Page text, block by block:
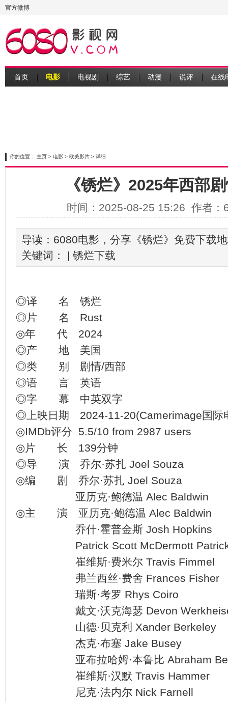
官方微博
首页 电影 电视剧 综艺 动漫 说评 在线
你的位置： 主页 > 电影 > 欧美影片 > 详细
《锈烂》2025年西部
时间：2025-08-25 15:26 作者
导读：6080电影，分享《锈烂》免费下载
关键词： | 锈烂下载
◎译 名 锈烂
◎片 名 Rust
◎年 代 2024
◎产 地 美国
◎类 别 剧情/西部
◎语 言 英语
◎字 幕 中英双字
◎上映日期 2024-11-20(Camerimage国际
◎IMDb评分 5.5/10 from 2987 users
◎片 长 139分钟
◎导 演 乔尔·苏扎 Joel Souza
◎编 剧 乔尔·苏扎 Joel Souza
亚历克·鲍德温 Alec Baldwin
◎主 演 亚历克·鲍德温 Alec Baldwin
乔什·霍普金斯 Josh Hopkins
Patrick Scott McDermott Patrick
崔维斯·费米尔 Travis Fimmel
弗兰西丝·费舍 Frances Fisher
瑞斯·考罗 Rhys Coiro
戴文·沃克海瑟 Devon
山德·贝克利 Xander Berkeley
杰克·布塞 Jake Busey
亚布拉哈姆·本鲁比 Abraham
崔维斯·汉默 Travis Hammer
尼克·法内尔 Nick Farnell